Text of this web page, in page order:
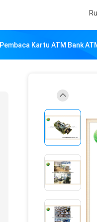
Pembaca Kartu ATM Bank